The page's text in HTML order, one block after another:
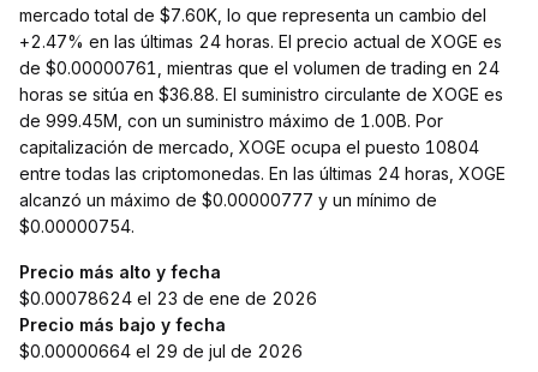
mercado total de $7.60K, lo que representa un cambio del
+2.47% en las últimas 24 horas. El precio actual de XOGE es
de $0.00000761, mientras que el volumen de trading en 24
horas se sitúa en $36.88. El suministro circulante de XOGE es
de 999.45M, con un suministro máximo de 1.00B. Por
capitalización de mercado, XOGE ocupa el puesto 10804
entre todas las criptomonedas. En las últimas 24 horas, XOGE
alcanzó un máximo de $0.00000777 y un mínimo de
$0.00000754.
Precio más alto y fecha
$0.00078624 el 23 de ene de 2026
Precio más bajo y fecha
$0.00000664 el 29 de jul de 2026